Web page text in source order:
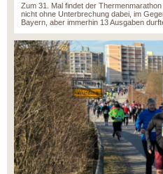
Zum 31. Mal findet der
nicht ohne Unterbrechung dabei, im
Bayern, aber immerhin 13 Ausgaben